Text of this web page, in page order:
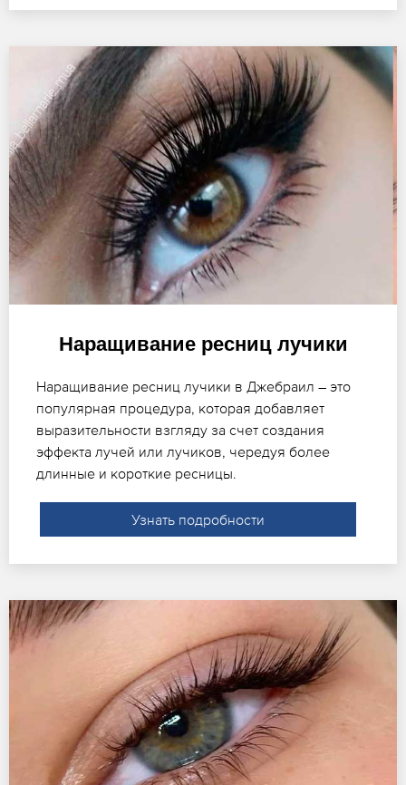
Наращивание ресниц лучики
Наращивание ресниц лучики в Джебраил – это
популярная процедура, которая добавляет
выразительности взгляду за счет создания
эффекта лучей или лучиков, чередуя более
длинные и короткие ресницы.
Узнать подробности